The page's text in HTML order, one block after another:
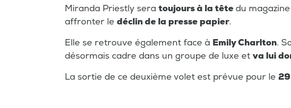
Miranda Priestly sera toujours à la têtedu magazine
affronter le déclin de la presse papier.
Elle se retrouve également face à Emily Charlton.
désormais cadre dans un groupe de luxe et va lui
La sortie de ce deuxième volet est prévue pour le